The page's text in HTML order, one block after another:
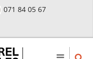
071 84 05 67